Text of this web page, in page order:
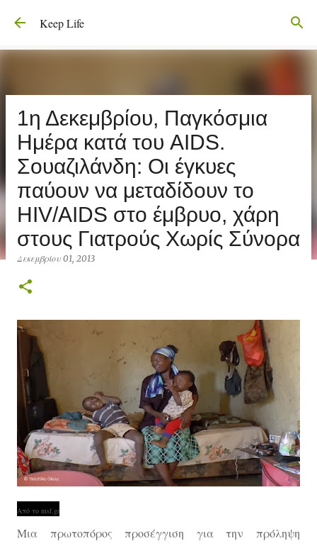
Μετάβαση στο κύριο περιεχόμενο
Keep Life
1η Δεκεμβρίου, Παγκόσμια
Ημέρα κατά του AIDS.
Σουαζιλάνδη: Οι έγκυες
παύουν να μεταδίδουν το
HIV/AIDS στο έμβρυο, χάρη
στους Γιατρούς Χωρίς Σύνορα
Δεκεμβρίου 01, 2013
Από το msf.gr
Μια πρωτοπόρος προσέγγιση για την πρόληψη